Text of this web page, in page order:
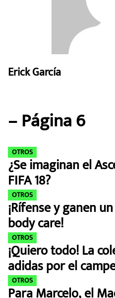
SELECCIÓN MEXICANA
FUTBOL INTERNACIONAL
FUTBOL ESTUFA
FÓRMULA 1
BOXEO
LIGA MX
NFL
Erick García
– Página 6
OTROS
¿Se imaginan el
FIFA 18?
OTROS
¡Rífense y ganen
body care!
OTROS
¡Quiero todo! La
adidas por el
OTROS